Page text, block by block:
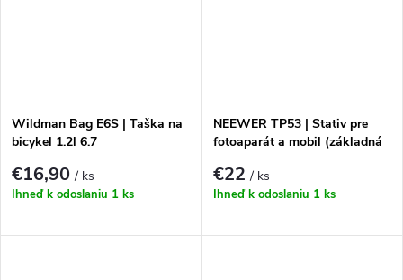
Wildman Bag E6S | Taška na
bicykel 1.2l 6.7
€16,90/ ks
Ihneď k odoslaniu 1 ks
NEEWER TP53 | Stativ pre
fotoaparát a mobil (základná
€22/ ks
Ihneď k odoslaniu 1 ks